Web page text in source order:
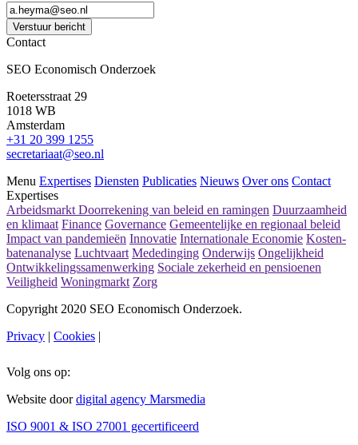
Verstuur bericht
Contact
SEO Economisch Onderzoek
Roetersstraat 29
1018 WB
Amsterdam
+31 20 399 1255
secretariaat@seo.nl
Menu Expertises Diensten Publicaties Nieuws Over ons Contact
Expertises
Arbeidsmarkt Doorrekening van beleid en ramingen Duurzaamheid
en klimaat Finance Governance Gemeentelijke en regionaal beleid
Impact van pandemieën Innovatie Internationale Economie Kosten-
batenanalyse Luchtvaart Mededinging Onderwijs Ongelijkheid
Ontwikkelingssamenwerking Sociale zekerheid en pensioenen
Veiligheid Woningmarkt Zorg
Copyright 2020 SEO Economisch Onderzoek.
Privacy | Cookies |
Volg ons op:
Website doordigital agency Marsmedia
ISO 9001 & ISO 27001 gecertificeerd